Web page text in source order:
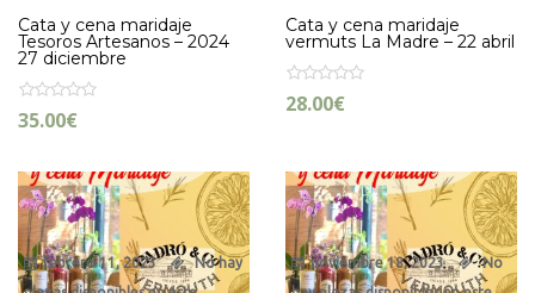
Cata y cena maridaje
Tesoros Artesanos – 2024
27 diciembre
35.00€
Cata y cena maridaje
vermuts La Madre – 22 abril
28.00€
febrero 11, 2023
No hay
noviembre 18, 2023
No